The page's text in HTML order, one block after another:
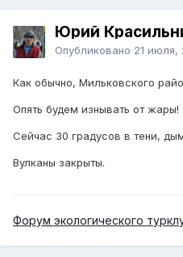
Юрий
Опубликовано 21 июля,
Как обычно, Мильковского
Опять будем изнывать от жары!
Сейчас 30 градусов в тени,
Вулканы закрыты.
Форум экологического